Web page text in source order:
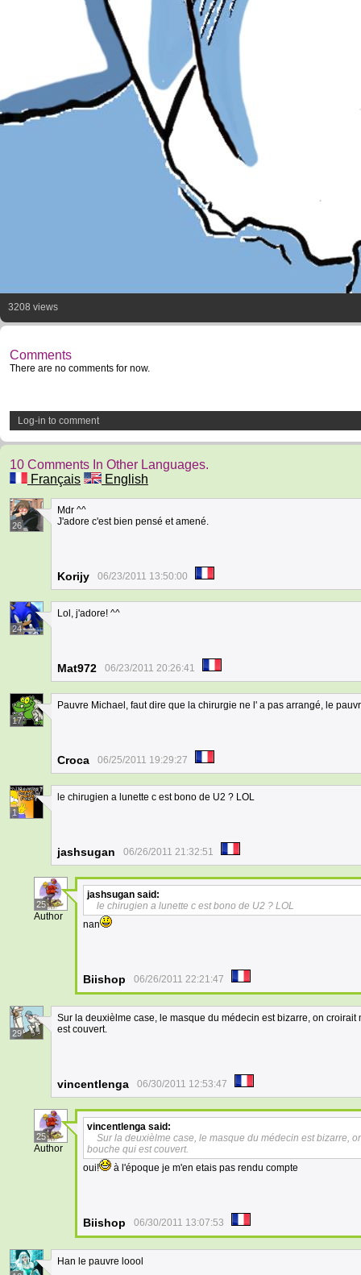
3208 views
Comments
There are no comments for now.
Log-in to comment
10 Comments In Other Languages.
Français
English
26
Mdr ^^
J'adore c'est bien pensé et amené.
Korijy 06/23/2011 13:50:00
24
Lol, j'adore! ^^
Mat972 06/23/2011 20:26:41
17
Pauvre Michael, faut dire que la chirurgie ne l' a pas arrangé, le
Croca 06/25/2011 19:29:27
1
le chirugien a lunette c est bono de U2 ? LOL
jashsugan 06/26/2011 21:32:51
25
Author
jashsugan said:
le chirugien a lunette c est bono de U2 ? LOL
nan
Biishop 06/26/2011 22:21:47
29
Sur la deuxièlme case, le masque du médecin est bizarre, on
est couvert.
vincentlenga 06/30/2011 12:53:47
25
Author
vincentlenga said:
Sur la deuxièlme case, le masque du médecin est bizarre,
bouche qui est couvert.
oui!
à l'époque je m'en etais pas rendu compte
Biishop 06/30/2011 13:07:53
Han le pauvre loool